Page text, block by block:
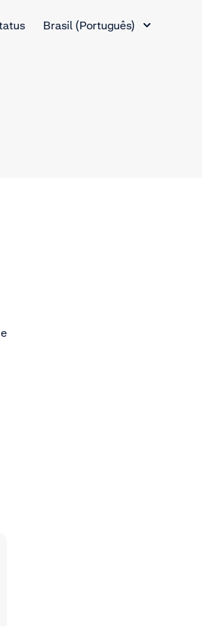
Brasil (Português)